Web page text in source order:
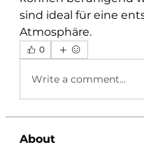
sind ideal für eine
Atmosphäre.
0
Write a comment...
About